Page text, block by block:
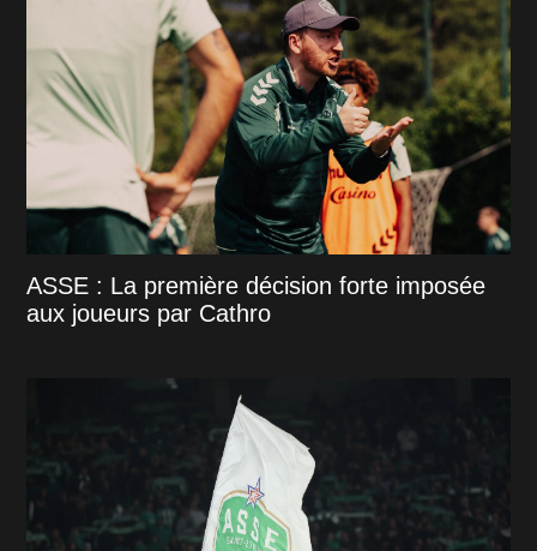
ASSE : La première décision forte imposée
aux joueurs par Cathro